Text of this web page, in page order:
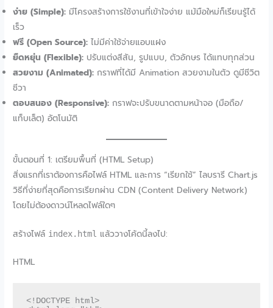
ง่าย (Simple): มีโครงสร้างการใช้งานที่เข้าใจง่าย แม้มือใหม่ก็เรียนรู้ได้
เร็ว
ฟรี (Open Source): ไม่มีค่าใช้จ่ายแอบแฝง
ยืดหยุ่น (Flexible): ปรับแต่งสีสัน, รูปแบบ, ตัวอักษร ได้แทบทุกส่วน
สวยงาม (Animated): กราฟที่ได้มี Animation สวยงามในตัว ดูมีชีวิต
ชีวา
ตอบสนอง (Responsive): กราฟจะปรับขนาดตามหน้าจอ (มือถือ/
แท็บเล็ต) อัตโนมัติ
ขั้นตอนที่ 1: เตรียมพื้นที่ (HTML Setup)
สิ่งแรกที่เราต้องการคือไฟล์ HTML และการ “เรียกใช้” ไลบรารี Chart.js
วิธีที่ง่ายที่สุดคือการเรียกผ่าน CDN (Content Delivery Network)
โดยไม่ต้องดาวน์โหลดไฟล์ใดๆ
สร้างไฟล์ index.html แล้ววางโค้ดนี้ลงไป:
HTML
<!DOCTYPE html>